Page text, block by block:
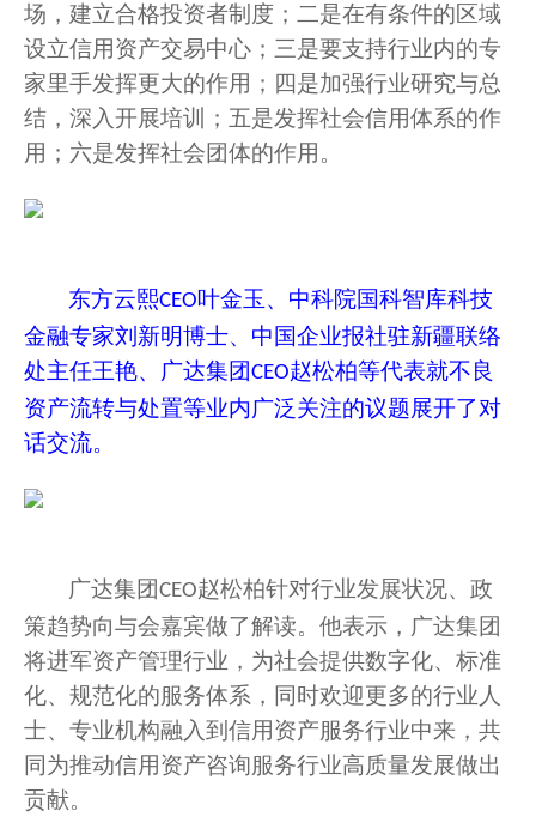
场，建立合格投资者制度；二是在有条件的区域
设立信用资产交易中心；三是要支持行业内的专
家里手发挥更大的作用；四是加强行业研究与总
结，深入开展培训；五是发挥社会信用体系的作
用；六是发挥社会团体的作用。
东方云熙CEO叶金玉、中科院国科智库科技
金融专家刘新明博士、中国企业报社驻新疆联络
处主任王艳、广达集团CEO赵松柏等代表就不良
资产流转与处置等业内广泛关注的议题展开了对
话交流。
广达集团CEO赵松柏针对行业发展状况、政
策趋势向与会嘉宾做了解读。 他表示， 广达集团
将进军资产管理行业， 为社会提供数字化、标准
化、规范化的服务体系，同时欢迎更多的行业人
士、 专业机构融入到 信用资产服务行业中来 ， 共
同为推动信用资产咨询服务行业高质量发展做出
贡献。